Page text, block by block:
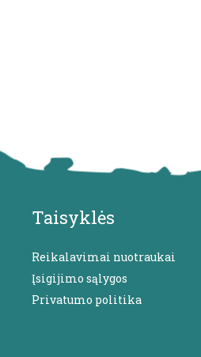
Taisyklės
Reikalavimai nuotraukai
Įsigijimo sąlygos
Privatumo politika